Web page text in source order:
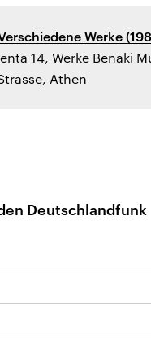
Werke
14, Werke Benaki
Athen
Deutschlandfunk